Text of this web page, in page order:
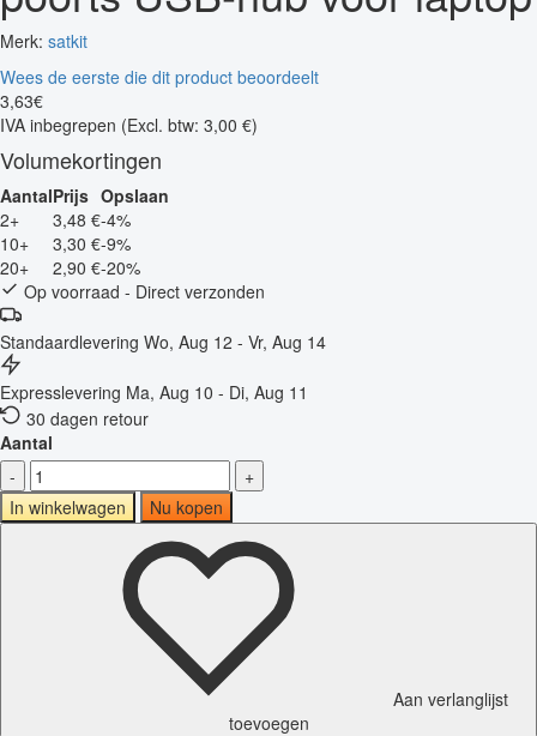
Merk: satkit
Wees de eerste die dit product beoordeelt
3,63€
IVA inbegrepen (Excl. btw: 3,00 €)
Volumekortingen
AantalPrijs Opslaan
2+
3,48 €-4%
10+
3,30 €-9%
20+
2,90 €-20%
Op voorraad - Direct verzonden
Standaardlevering Wo, Aug 12 - Vr, Aug 14
Expresslevering Ma, Aug 10 - Di, Aug 11
30 dagen retour
Aantal
-
+
In winkelwagen
Nu kopen
Aan verlanglijst
toevoegen